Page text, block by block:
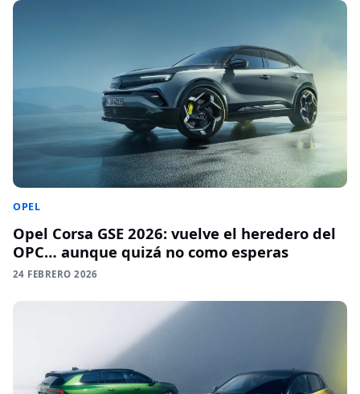
OPEL
Opel Corsa GSE 2026: vuelve el heredero del
OPC… aunque quizá no como esperas
24 FEBRERO 2026